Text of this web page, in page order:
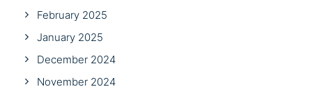
February 2025
January 2025
December 2024
November 2024